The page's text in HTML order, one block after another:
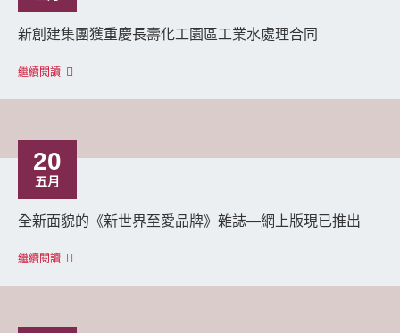
新創建集團獲重慶長壽化工園區工業水處理合同
繼續閱讀
20
五月
全新面貌的《新世界至愛品牌》雜誌—網上版現已推出
繼續閱讀